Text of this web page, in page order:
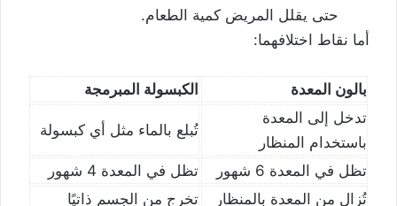
حتى يقلل المريض كمية الطعام.
أما نقاط اختلافهما:
بالون المعدة
الكبسولة المبرمجة
تدخل إلى المعدة
باستخدام المنظار
تُبلع بالماء مثل أي كبسولة
تظل في المعدة 6 شهور
تظل في المعدة 4 شهور
تُزال من المعدة بالمنظار
تخرج من الجسم ذاتيًا